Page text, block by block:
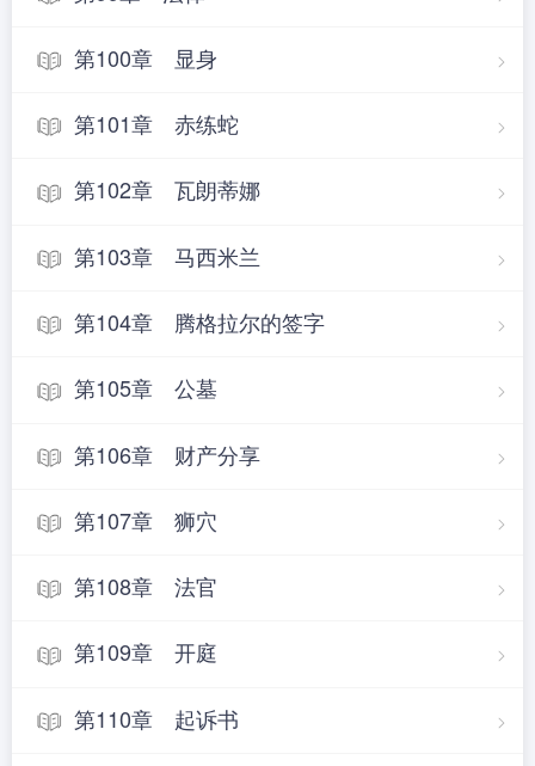
第100章 显身
第101章 赤练蛇
第102章 瓦朗蒂娜
第103章 马西米兰
第104章 腾格拉尔的签字
第105章 公墓
第106章 财产分享
第107章 狮穴
第108章 法官
第109章 开庭
第110章 起诉书